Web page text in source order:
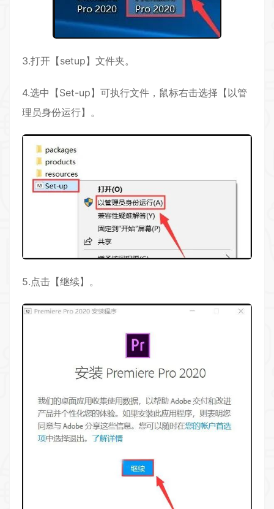
3.打开【setup】文件夹。
4.选中【Set-up】可执行文件，鼠标右击选择【以管
理员身份运行】。
5.点击【继续】。